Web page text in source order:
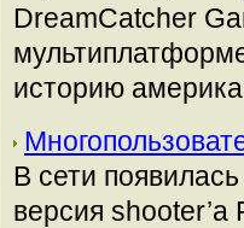
DreamCatcher
историю
В сети
версия